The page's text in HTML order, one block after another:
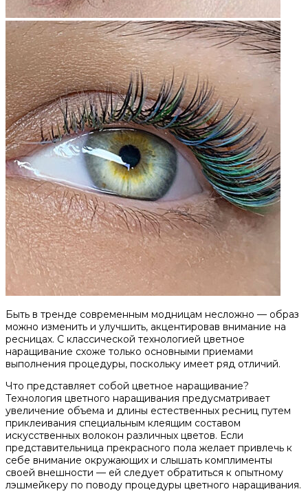
Быть в тренде современным модницам несложно — образ
можно изменить и улучшить, акцентировав внимание на
ресницах. С классической технологией цветное
наращивание схоже только основными приемами
выполнения процедуры, поскольку имеет ряд отличий.
Что представляет собой цветное наращивание?
Технология цветного наращивания предусматривает
увеличение объема и длины естественных ресниц путем
приклеивания специальным клеящим составом
искусственных волокон различных цветов. Если
представительница прекрасного пола желает привлечь к
себе внимание окружающих и слышать комплименты
своей внешности — ей следует обратиться к опытному
лэшмейкеру по поводу процедуры цветного наращивания.